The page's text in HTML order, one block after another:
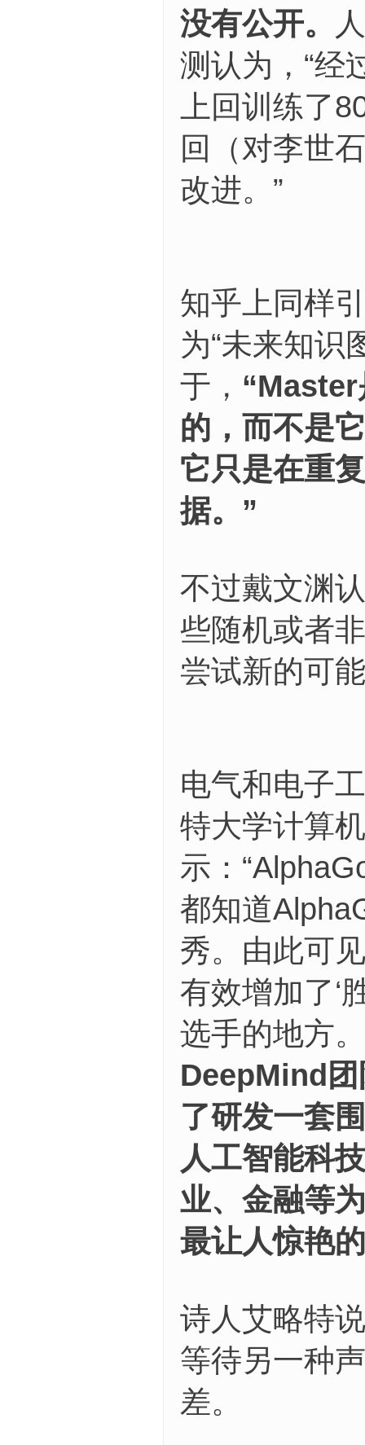
没有公开。
测认为，“经
上回训练了
回（对李世
改进。”
知乎上同样
为“未来知识
于，
的，而不是
它只是在重
据。”
不过戴文渊
些随机或者
尝试新的可
电气和电子
特大学计算
示：
都知道
秀。由此可
有效增加了‘
选手的地方。
DeepMind
了研发一套
人工智能科
业、金融等
最让人惊艳
诗人艾略特
等待另一种
差。